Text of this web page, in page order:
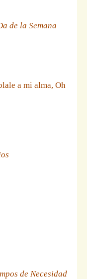
de la Semana
a mi alma, Oh
de Necesidad